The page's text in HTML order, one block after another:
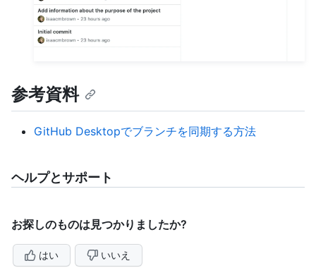
参考資料
GitHub Desktopでブランチを同期する方法
ヘルプとサポート
お探しのものは見つかりましたか?
はい いいえ